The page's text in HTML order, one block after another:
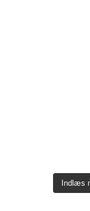
Indlæs